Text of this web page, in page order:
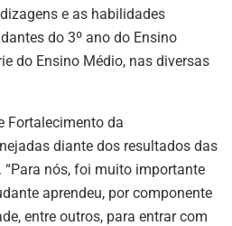
e as habilidades
do 3º ano do Ensino
do Ensino Médio, nas diversas
Fortalecimento da
diante dos resultados das
nós, foi muito importante
aprendeu, por componente
entre outros, para entrar com